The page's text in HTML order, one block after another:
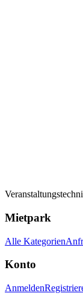
Mietpark
Alle Kategorien
Konto
Anmelden